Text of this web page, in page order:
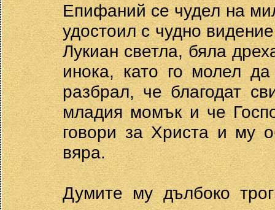
Епифаний се чудел на
удостоил с чудно
Лукиан светла, бяла
инока, като го молел
разбрал, че благодат
младия момък и че
говори за Христа и му
вяра.
Думите му дълбоко